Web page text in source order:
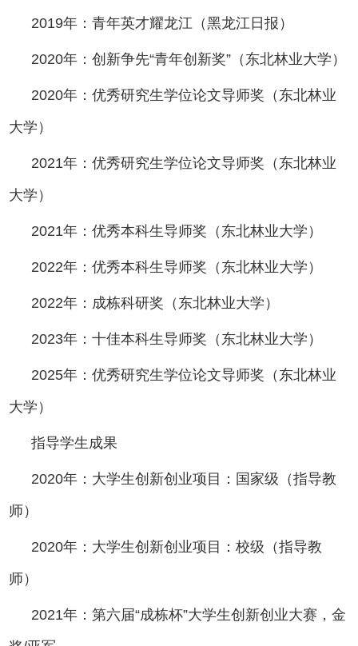
2019年：青年英才耀龙江（黑龙江日报）
2020年：创新争先“青年创新奖”（东北林业大学）
2020年：优秀研究生学位论文导师奖（东北林业
大学）
2021年：优秀研究生学位论文导师奖（东北林业
大学）
2021年：优秀本科生导师奖（东北林业大学）
2022年：优秀本科生导师奖（东北林业大学）
2022年：成栋科研奖（东北林业大学）
2023年：十佳本科生导师奖（东北林业大学）
2025年：优秀研究生学位论文导师奖（东北林业
大学）
指导学生成果
2020年：大学生创新创业项目：国家级（指导教
师）
2020年：大学生创新创业项目：校级（指导教
师）
2021年：第六届“成栋杯”大学生创新创业大赛，金